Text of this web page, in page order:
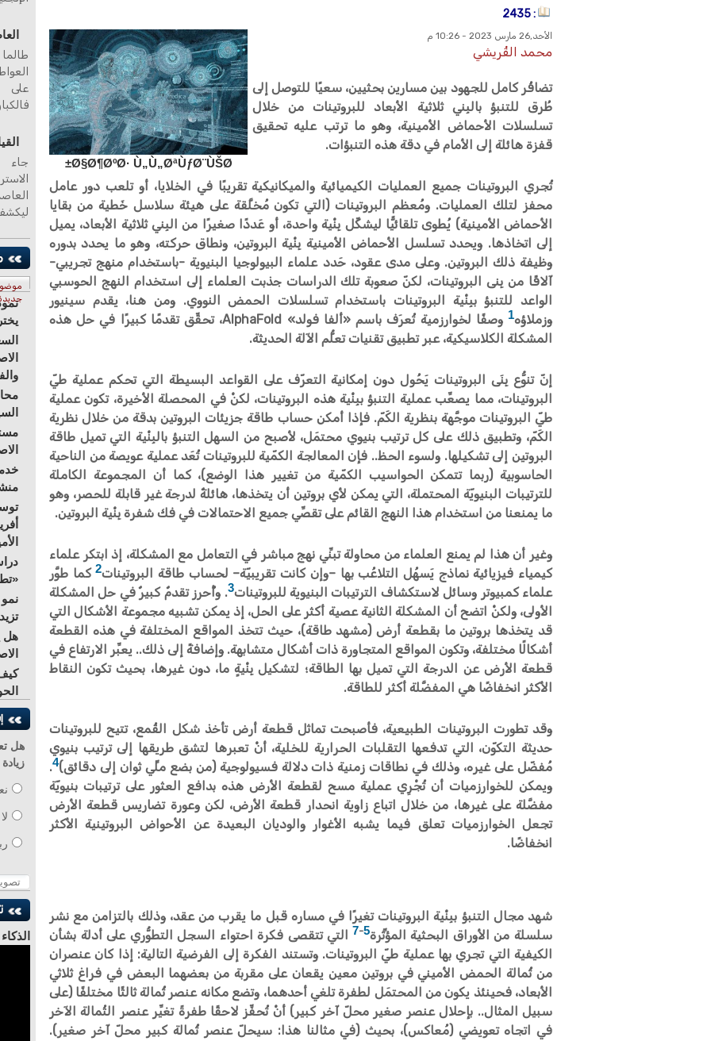
: 2435
الأحد,26 مارس 2023 - 10:26 م
محمد القُريشي
تضافُر كامل للجهود بين مسارين بحثيين، سعيًا للتوصل إلى
طُرق للتنبؤ بالبِني ثلاثية الأبعاد للبروتينات من خلال
تسلسلات الأحماض الأمينية، وهو ما ترتب عليه تحقيق
قفزة هائلة إلى الأمام في دقة هذه التنبؤات.
Ø§Ø¶ØºØ· Ù„Ù„ØªÙƒØ¨ÙŠØ±
تُجري البروتينات جميع العمليات الكيميائية والميكانيكية تقريبًا في الخلايا، أو تلعب دور عامل
محفز لتلك العمليات. ومُعظم البروتينات (التي تكون مُخلَّقة على هيئة سلاسل خَطية من بقايا
الأحماض الأمينية) يُطوى تلقائيًّا ليشكِّل بِنْية واحدة، أو عَددًا صغيرًا من البِني ثلاثية الأبعاد، يميل
إلى اتخاذها. ويحدد تسلسل الأحماض الأمينية بِنْية البروتين، ونطاق حركته، وهو ما يحدد بدوره
وظيفة ذلك البروتين. وعلى مدى عقود، حَدد علماء البيولوجيا البنيوية -باستخدام منهج تجريبي-
آلافًا من بِنى البروتينات، لكنّ صعوبة تلك الدراسات جذبت العلماء إلى استخدام النهج الحوسبي
الواعد للتنبؤ ببِنْية البروتينات باستخدام تسلسلات الحمض النووي. ومن هنا، يقدم سينيور
وزملاؤه1
وصفًا لخوارزمية تُعرَف باسم «ألفا فولد» AlphaFold، تحقِّق تقدمًا كبيرًا في حل هذه
المشكلة الكلاسيكية، عبر تطبيق تقنيات تعلُّم الآلة الحديثة.
إنّ تنوُّع بِنَى البروتينات يَحُول دون إمكانية التعرّف على القواعد البسيطة التي تحكم عملية طيّ
البروتينات، مما يصعِّب عملية التنبؤ ببِنْية هذه البروتينات، لكنْ في المحصلة الأخيرة، تكون عملية
طيّ البروتينات موجَّهة بنظرية الكَمّ. فإذا أمكن حساب طاقة جزيئات البروتين بدقة من خلال نظرية
الكَمّ، وتطبيق ذلك على كل ترتيب بنيوي محتمَل، لأصبح من السهل التنبؤ بالبِنْية التي تميل طاقة
البروتين إلى تشكيلها. ولسوء الحظ.. فإن المعالجة الكمّية للبروتينات تُعَد عملية عويصة من الناحية
الحاسوبية (ربما تتمكن الحواسيب الكمّية من تغيير هذا الوضع)، كما أن المجموعة الكاملة
للترتيبات البنيويّة المحتملة، التي يمكن لأي بروتين أن يتخذها، هائلةٌ لدرجة غير قابلة للحصر، وهو
ما يمنعنا من استخدام هذا النهج القائم على تقصِّي جميع الاحتمالات في فك شفرة بِنْية البروتين.
وغير أن هذا لم يمنع العلماء من محاولة تبنِّي نهج مباشر في التعامل مع المشكلة، إذ ابتكر علماء
كيمياء فيزيائية نماذج يَسهُل التلاعُب بها –وإن كانت تقريبيّة– لحساب طاقة البروتينات2كما طوَّر
علماء كمبيوتر وسائل لاستكشاف الترتيبات البنيوية للبروتينات3. وأُحرز تقدمٌ كبيرٌ في حل المشكلة
الأولى، ولكنْ اتضح أن المشكلة الثانية عصية أكثر على الحل، إذ يمكن تشبيه مجموعة الأشكال التي
قد يتخذها بروتين ما بقطعة أرض (مشهد طاقة)، حيث تتخذ المواقع المختلفة في هذه القطعة
أشكالًا مختلفة، وتكون المواقع المتجاورة ذات أشكال متشابهة. وإضافةً إلى ذلك.. يعبِّر الارتفاع في
قطعة الأرض عن الدرجة التي تميل بها الطاقة؛ لتشكيل بِنْيةٍ ما، دون غيرها، بحيث تكون النقاط
الأكثر انخفاضًا هي المفضَّلة أكثر للطاقة.
وقد تطورت البروتينات الطبيعية، فأصبحت تماثل قطعة أرض تأخذ شكل القُمع، تتيح للبروتينات
حديثة التكوّن، التي تدفعها التقلبات الحرارية للخلية، أنْ تعبرها لتشق طريقها إلى ترتيب بنيوي
مُفضّل على غيره، وذلك في نطاقات زمنية ذات دلالة فسيولوجية (من بضع ملِّي ثوان إلى دقائق)4
.
ويمكن للخوارزميات أن تُجْرِي عملية مسح لقطعة الأرض هذه بدافع العثور على ترتيبات بنيويّة
مفضَّلة على غيرها، من خلال اتباع زاوية انحدار قطعة الأرض، لكن وعورة تضاريس قطعة الأرض
تجعل الخوارزميات تعلق فيما يشبه الأغوار والوديان البعيدة عن الأحواض البروتينية الأكثر
انخفاضًا.
شهد مجال التنبؤ ببِنْية البروتينات تغيرًا في مساره قبل ما يقرب من عقد، وذلك بالتزامن مع نشر
سلسلة من الأوراق البحثية المؤثِّرة5
-
7 التي تتقصى فكرة احتواء السجل التطوُّري على أدلة بشأن
الكيفية التي تجري بها عملية طيّ البروتينات. وتستند الفكرة إلى الفرضية التالية: إذا كان عنصران
من ثُمالة الحمض الأميني في بروتين معين يقعان على مقربة من بعضهما البعض في فراغ ثلاثي
الأبعاد، فحينئذ يكون من المحتمَل لطفرة تلغي أحدهما، وتضع مكانه عنصر ثُمالة ثالثًا مختلفًا (على
سبيل المثال.. بإحلال عنصر صغير محلّ آخر كبير) أنْ تُحفِّز لاحقًا طفرةً تغيِّر عنصر الثُمالة الآخر
في اتجاه تعويضي (مُعاكس)، بحيث (في مثالنا هذا: سيحلّ عنصر ثُمالة كبير محلّ آخر صغير).
على
جاء
هل
هل
لا